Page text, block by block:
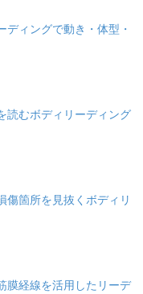
ィングで動き・体型・
読むボディリーディング
傷箇所を見抜くボディリ
膜経線を活用したリーデ